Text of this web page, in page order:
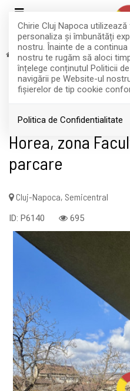
Chirie Cluj Napoca
personaliza și îmbunătăți
nostru. Înainte de a
nostru te rugăm să aloci
înțelege conținutul Politicii
navigării pe Website-ul
fişierelor de tip cookie
Politica de Confidentialitate
Inchiriere Apartamente
Acest anunt
Apartament cu 2
Horea, zona
parcare
Cluj-Napoca, Semicentral
ID: P6140 695